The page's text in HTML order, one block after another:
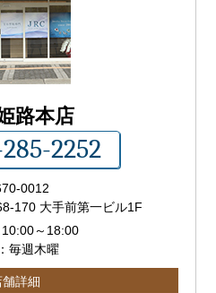
路本店
2252
0012
170 大手前第一ビル1F
10:00～ 18:00
毎週木曜
舗詳細